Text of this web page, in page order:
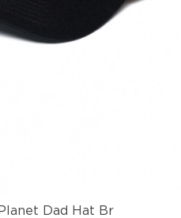
Dad Hat Br